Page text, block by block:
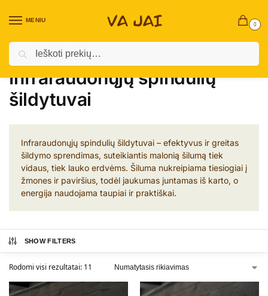
MENIU
0
Pradžia / Terasiniai baldai
Infraraudonųjų spindulių
šildytuvai
Infraraudonųjų spindulių šildytuvai – efektyvus ir greitas
šildymo sprendimas, suteikiantis malonią šilumą tiek
vidaus, tiek lauko erdvėms. Šiluma nukreipiama tiesiogiai į
žmones ir paviršius, todėl jaukumas juntamas iš karto, o
energija naudojama taupiai ir praktiškai.
SHOW FILTERS
Rodomi visi rezultatai: 11